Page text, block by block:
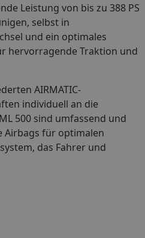
Leistung von bis zu 388 PS
selbst in
und ein optimales
hervorragende Traktion und
AIRMATIC-
individuell an die
500 sind umfassend und
Airbags für optimalen
das Fahrer und